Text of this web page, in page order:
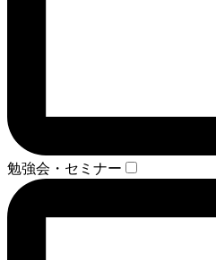
勉強会・セミナー